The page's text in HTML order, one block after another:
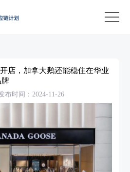
店，加拿大鹅还能稳住在华业
牌
布时间：2024-11-26